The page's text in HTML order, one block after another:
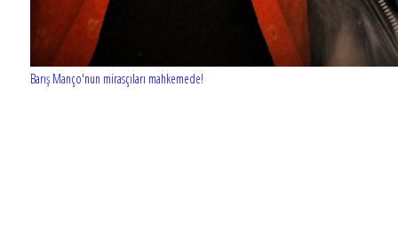
Barış Manço'nun mirasçıları mahkemede!